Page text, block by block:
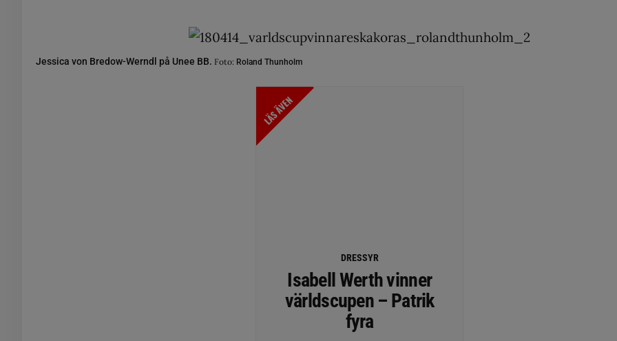
Jessica von Bredow-Werndl på Unee BB. Foto: Roland Thunholm
LÄS ÄVEN
DRESSYR
Isabell Werth vinner
världscupen – Patrik
fyra